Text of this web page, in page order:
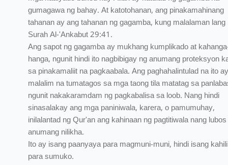
gumagawa ng bahay. At katotohanan, ang pinakamahinang
tahanan ay ang tahanan ng gagamba, kung malalaman
Surah Al-'Ankabut 29:41.
Ang sapot ng gagamba ay mukhang kumplikado at
hanga, ngunit hindi ito nagbibigay ng anumang proteksyon
sa pinakamaliit na pagkaabala. Ang paghahalintulad na ito ay
malalim na tumatagos sa mga taong tila matatag sa
ngunit nakakaramdam ng pagkabalisa sa loob. Nang hindi
sinasalakay ang mga paniniwala, karera, o pamumuhay,
inilalantad ng Qur'an ang kahinaan ng pagtitiwala nang
anumang nilikha.
Ito ay isang paanyaya para magmuni-muni, hindi isang
para sumuko.